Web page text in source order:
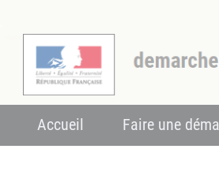
Accueil Faire une